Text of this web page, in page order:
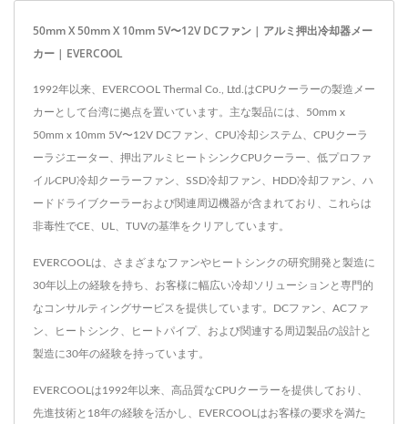
50mm X 50mm X 10mm 5V〜12V DCファン | アルミ押出冷却器メー
カー | EVERCOOL
1992年以来、EVERCOOL Thermal Co., Ltd.はCPUクーラーの製造メー
カーとして台湾に拠点を置いています。主な製品には、50mm x
50mm x 10mm 5V〜12V DCファン、CPU冷却システム、CPUクーラ
ーラジエーター、押出アルミヒートシンクCPUクーラー、低プロファ
イルCPU冷却クーラーファン、SSD冷却ファン、HDD冷却ファン、ハ
ードドライブクーラーおよび関連周辺機器が含まれており、これらは
非毒性でCE、UL、TUVの基準をクリアしています。
EVERCOOLは、さまざまなファンやヒートシンクの研究開発と製造に
30年以上の経験を持ち、お客様に幅広い冷却ソリューションと専門的
なコンサルティングサービスを提供しています。DCファン、ACファ
ン、ヒートシンク、ヒートパイプ、および関連する周辺製品の設計と
製造に30年の経験を持っています。
EVERCOOLは1992年以来、高品質なCPUクーラーを提供しており、
先進技術と18年の経験を活かし、EVERCOOLはお客様の要求を満た